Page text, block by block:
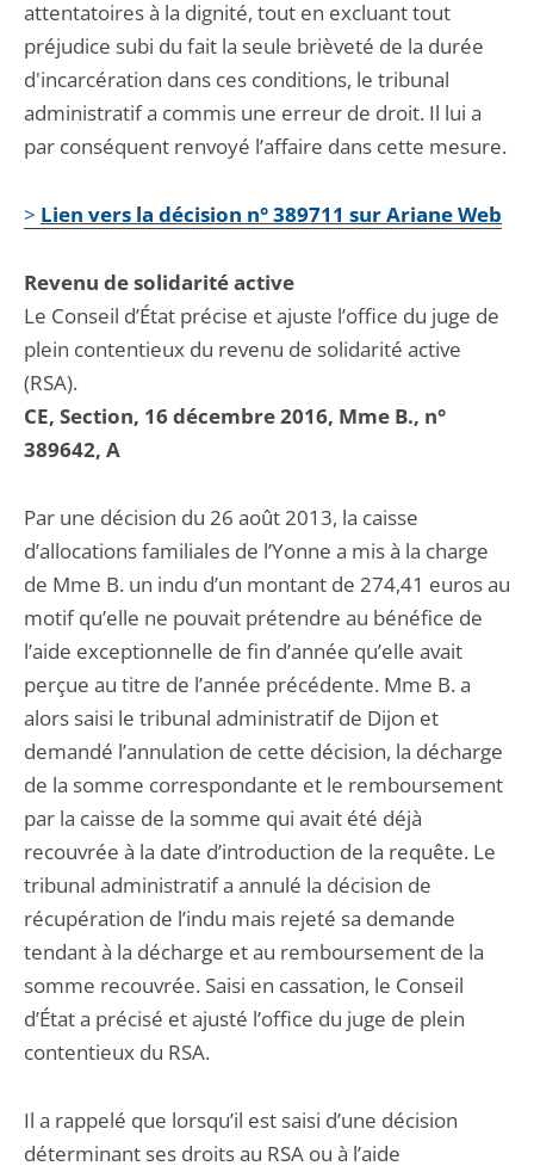
attentatoires à la dignité, tout en excluant tout
préjudice subi du fait la seule brièveté de la durée
d'incarcération dans ces conditions, le tribunal
administratif a commis une erreur de droit. Il lui a
par conséquent renvoyé l’affaire dans cette mesure.
> Lien vers la décision n° 389711 sur Ariane Web
Revenu de solidarité active
Le Conseil d’État précise et ajuste l’office du juge de
plein contentieux du revenu de solidarité active
(RSA).
CE, Section, 16 décembre 2016, Mme B., n°
389642, A
Par une décision du 26 août 2013, la caisse
d’allocations familiales de l’Yonne a mis à la charge
de Mme B. un indu d’un montant de 274,41 euros au
motif qu’elle ne pouvait prétendre au bénéfice de
l’aide exceptionnelle de fin d’année qu’elle avait
perçue au titre de l’année précédente. Mme B. a
alors saisi le tribunal administratif de Dijon et
demandé l’annulation de cette décision, la décharge
de la somme correspondante et le remboursement
par la caisse de la somme qui avait été déjà
recouvrée à la date d’introduction de la requête. Le
tribunal administratif a annulé la décision de
récupération de l’indu mais rejeté sa demande
tendant à la décharge et au remboursement de la
somme recouvrée. Saisi en cassation, le Conseil
d’État a précisé et ajusté l’office du juge de plein
contentieux du RSA.
Il a rappelé que lorsqu’il est saisi d’une décision
déterminant ses droits au RSA ou à l’aide